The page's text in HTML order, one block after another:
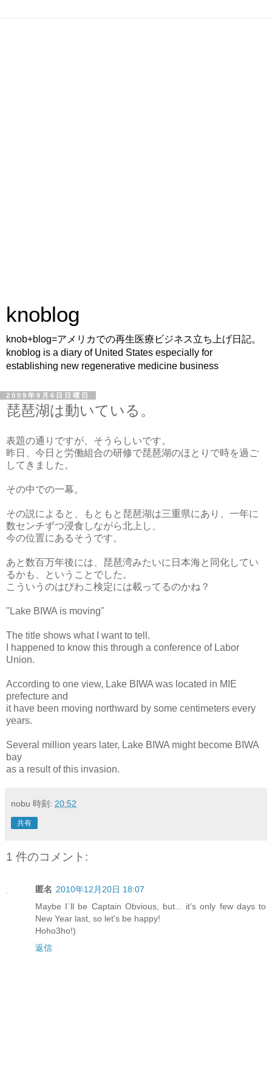
knoblog
knob+blog=アメリカでの再生医療ビジネス立ち上げ日記。
knoblog is a diary of United States especially for
establishing new regenerative medicine business
2009年9月6日日曜日
琵琶湖は動いている。
表題の通りですが、そうらしいです。
昨日、今日と労働組合の研修で琵琶湖のほとりで時を過ご
してきました。
その中での一幕。
その説によると、もともと琵琶湖は三重県にあり、一年に
数センチずつ浸食しながら北上し、
今の位置にあるそうです。
あと数百万年後には、琵琶湾みたいに日本海と同化してい
るかも、ということでした。
こういうのはびわこ検定には載ってるのかね？
"Lake BIWA is moving"
The title shows what I want to tell.
I happened to know this through a conference of Labor
Union.
According to one view, Lake BIWA was located in MIE
prefecture and
it have been moving northward by some centimeters every
years.
Several million years later, Lake BIWA might become BIWA
bay
as a result of this invasion.
nobu 時刻: 20:52
共有
1 件のコメント:
匿名 2010年12月20日 18:07
Maybe I`ll be Captain Obvious, but... it's only few days to
New Year last, so let's be happy!
Hoho3ho!)
返信